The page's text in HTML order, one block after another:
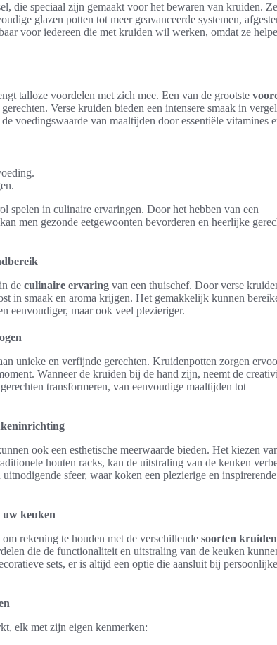
die speciaal zijn gemaakt voor het bewaren van kruiden.
glazen potten tot meer geavanceerde systemen,
voor iedereen die met kruiden wil werken, omdat ze
talloze voordelen met zich mee. Een van de grootste
Verse kruiden bieden een intensere smaak in
voedingswaarde van maaltijden door essentiële vitamines
spelen in culinaire ervaringen. Door het hebben van een
men gezonde eetgewoonten bevorderen en heerlijke
de culinaire ervaring van een thuischef. Door verse
in smaak en aroma krijgen. Het gemakkelijk kunnen
eenvoudiger, maar ook veel plezieriger.
unieke en verfijnde gerechten. Kruidenpotten zorgen
Wanneer de kruiden bij de hand zijn, neemt de
transformeren, van eenvoudige maaltijden tot
ook een esthetische meerwaarde bieden. Het kiezen
houten racks, kan de uitstraling van de keuken
sfeer, waar koken een plezierige en
uw keuken
rekening te houden met de verschillende soorten
die de functionaliteit en uitstraling van de keuken
sets, er is altijd een optie die aansluit bij persoonlijke
elk met zijn eigen kenmerken: